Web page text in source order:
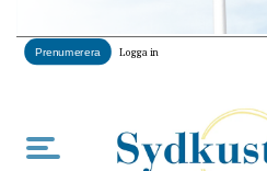
Prenumerera Logga in